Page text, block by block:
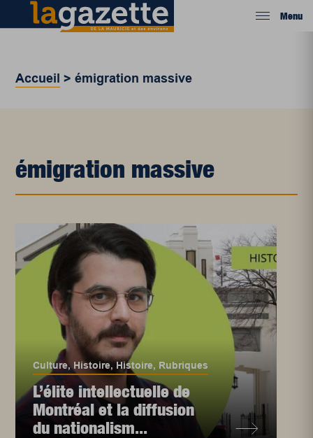
Menu
Accueil >émigration massive
émigration massive
Culture, Histoire,Histoire, Rubriques
L’élite intellectuelle de
Montréal et la diffusion
du nationalism...